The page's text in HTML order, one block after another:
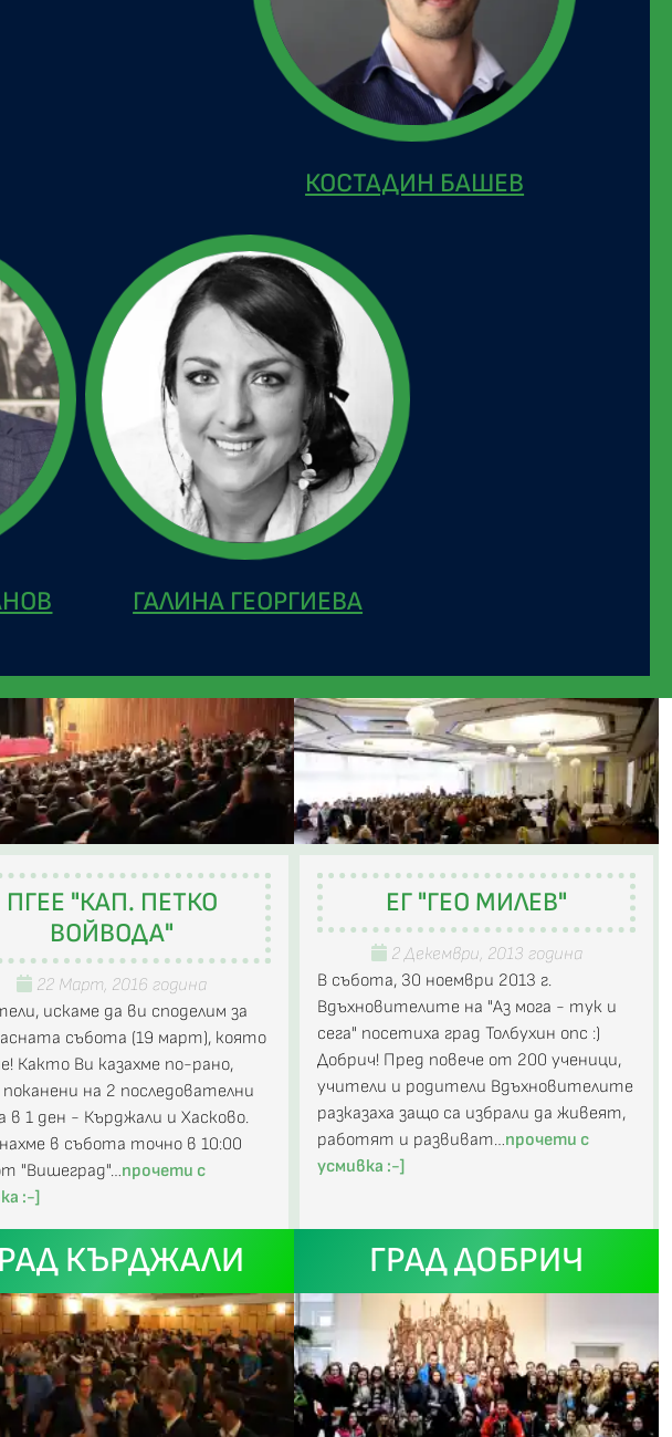
КОСТАДИН БАШЕВ
ГАЛИНА ГЕОРГИЕВА
ПГЕЕ "КАП. ПЕТКО
ВОЙВОДА"
22 Март, 2016 година
искаме да ви споделим за
събота (19 март), която
Както Ви казахме по-рано,
поканени на 2 последователни
в 1 ден - Кърджали и Хасково.
в събота точно в 10:00
"Вишеград"…прочети с
:-]
КЪРДЖАЛИ
ЕГ "ГЕО МИЛЕВ"
2 Декември, 2013 година
В събота, 30 ноември 2013 г.
Вдъхновителите на "Аз мога - тук и
сега" посетиха град Толбухин опс :)
Добрич! Пред повече от 200 ученици,
учители и родители Вдъхновителите
разказаха защо са избрали да живеят,
работят и развиват…прочети с
усмивка :-]
ГРАД ДОБРИЧ